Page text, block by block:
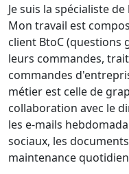
Je suis la spécialiste
Mon travail est
client BtoC (questions
leurs commandes,
commandes
métier est celle de
collaboration avec le
les e-mails
sociaux, les
maintenance